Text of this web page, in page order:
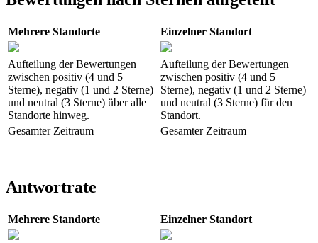
Mehrere Standorte Einzelner Standort
Aufteilung der Bewertungen
zwischen positiv (4 und 5
Sterne), negativ (1 und 2 Sterne)
und neutral (3 Sterne) über alle
Standorte hinweg.
Aufteilung der Bewertungen
zwischen positiv (4 und 5
Sterne), negativ (1 und 2 Sterne)
und neutral (3 Sterne) für den
Standort.
Gesamter Zeitraum
Gesamter Zeitraum
Antwortrate
Mehrere Standorte Einzelner Standort